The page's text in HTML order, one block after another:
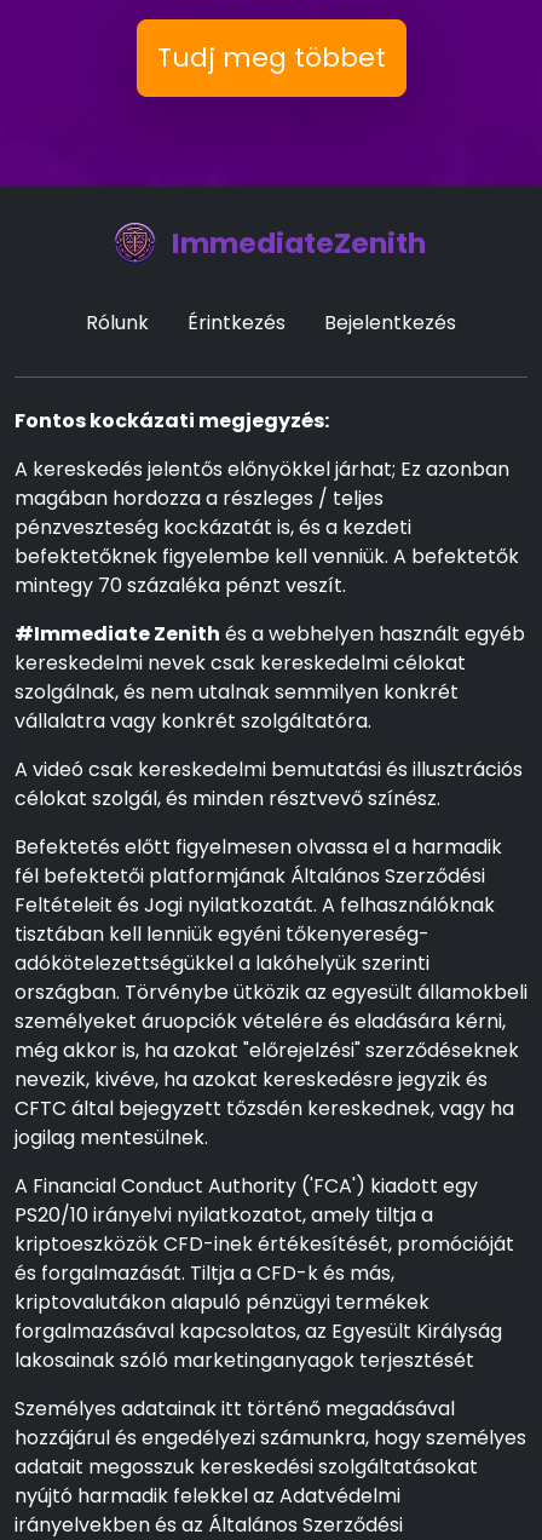
Tudj meg többet
ImmediateZenith
Rólunk Érintkezés Bejelentkezés
Fontos kockázati megjegyzés:
A kereskedés jelentős előnyökkel járhat; Ez azonban
magában hordozza a részleges / teljes
pénzveszteség kockázatát is, és a kezdeti
befektetőknek figyelembe kell venniük. A befektetők
mintegy 70 százaléka pénzt veszít.
#Immediate Zenith és a webhelyen használt egyéb
kereskedelmi nevek csak kereskedelmi célokat
szolgálnak, és nem utalnak semmilyen konkrét
vállalatra vagy konkrét szolgáltatóra.
A videó csak kereskedelmi bemutatási és illusztrációs
célokat szolgál, és minden résztvevő színész.
Befektetés előtt figyelmesen olvassa el a harmadik
fél befektetői platformjának Általános Szerződési
Feltételeit és Jogi nyilatkozatát. A felhasználóknak
tisztában kell lenniük egyéni tőkenyereség-
adókötelezettségükkel a lakóhelyük szerinti
országban. Törvénybe ütközik az egyesült államokbeli
személyeket áruopciók vételére és eladására kérni,
még akkor is, ha azokat "előrejelzési" szerződéseknek
nevezik, kivéve, ha azokat kereskedésre jegyzik és
CFTC által bejegyzett tőzsdén kereskednek, vagy ha
jogilag mentesülnek.
A Financial Conduct Authority ('FCA') kiadott egy
PS20/10 irányelvi nyilatkozatot, amely tiltja a
kriptoeszközök CFD-inek értékesítését, promócióját
és forgalmazását. Tiltja a CFD-k és más,
kriptovalutákon alapuló pénzügyi termékek
forgalmazásával kapcsolatos, az Egyesült Királyság
lakosainak szóló marketinganyagok terjesztését
Személyes adatainak itt történő megadásával
hozzájárul és engedélyezi számunkra, hogy személyes
adatait megosszuk kereskedési szolgáltatásokat
nyújtó harmadik felekkel az Adatvédelmi
irányelvekben és az Általános Szerződési